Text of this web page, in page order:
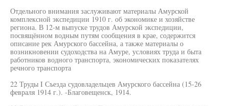
Отдельного внимания заслуживают материалы Амурской
комплексной экспедиции 1910 г. об экономике и хозяйстве
региона. В 12-м выпуске трудов Амурской экспедиции,
посвящённом водным путям сообщения в крае, содержится
описание рек Амурского бассейна, а также материалы о
возникновении судоходства на Амуре, условиях труда и быта
работников водного транспорта, экономических показателях
речного транспорта
22 Труды I Съезда судовладельцев Амурского бассейна (15-26
февраля 1914 г.). -Благовещенск, 1914.